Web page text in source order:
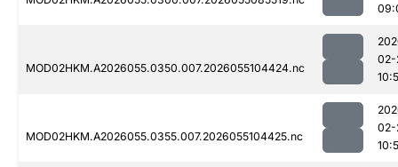
MOD02HKM.A2026055.0350.007.2026055104424.nc
02-
MOD02HKM.A2026055.0355.007.2026055104425.nc
02-